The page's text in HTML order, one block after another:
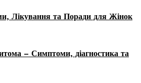
Лікування та Поради для Жінок
– Симптоми, діагностика та